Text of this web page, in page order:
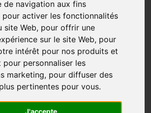
de navigation aux fins
pour activer les fonctionnalités
site Web, pour offrir une
sur le site Web, pour
intérêt pour nos produits et
pour personnaliser les
marketing, pour diffuser des
pertinentes pour vous.
les 1 515 km du
Compostelle
St-Jacques-De-Compostelle
en-Velay le 20 août dernier,
Français a bouclé le chemin mythique
de marche sur les sentiers de